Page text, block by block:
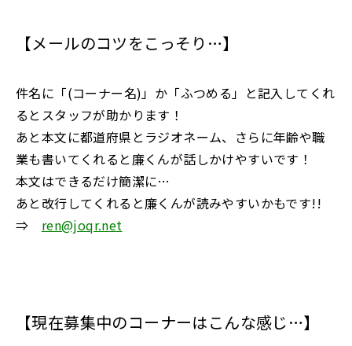
【メールのコツをこっそり…】
件名に「(コーナー名)」か「ふつめる」と記入してくれ
るとスタッフが助かります！
あと本文に都道府県とラジオネーム、さらに年齢や職
業も書いてくれると廉くんが話しかけやすいです！
本文はできるだけ簡潔に…
あと改行してくれると廉くんが読みやすいかもです!!
⇒ ren@joqr.net
【現在募集中のコーナーはこんな感じ…】